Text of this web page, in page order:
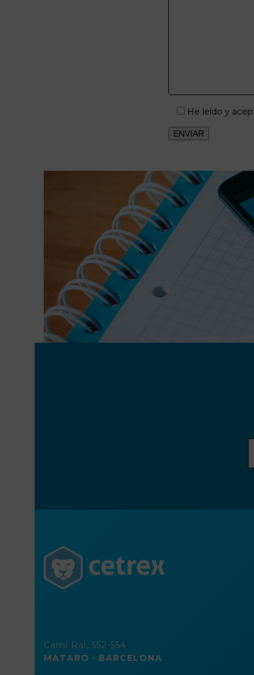
He leído y
Camí Ral, 552-554
MATARÓ · BARCELONA